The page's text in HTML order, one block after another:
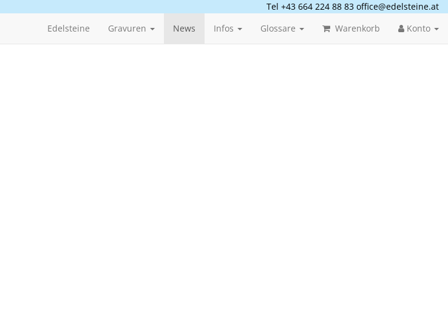
Tel +43 664 224 88 83 office@edelsteine.at
Edelsteine Gravuren News Infos Glossare Warenkorb Konto